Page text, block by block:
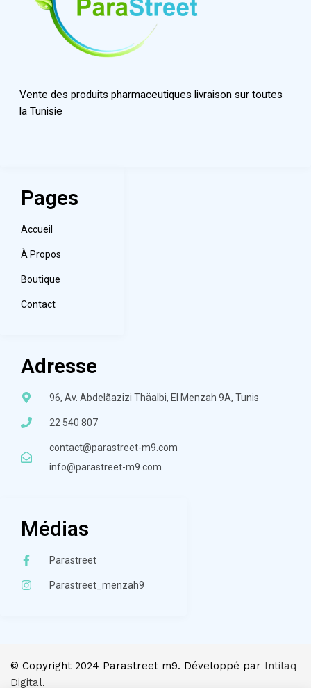
Vente des produits pharmaceutiques livraison sur toutes
la Tunisie
Pages
Accueil
À Propos
Boutique
Contact
Adresse
96, Av. Abdelãazizi Thäalbi, El Menzah 9A, Tunis
22 540 807
contact@parastreet-m9.com
info@parastreet-m9.com
Médias
Parastreet
Parastreet_menzah9
© Copyright 2024 Parastreet m9. Développé par Intilaq
Digital.